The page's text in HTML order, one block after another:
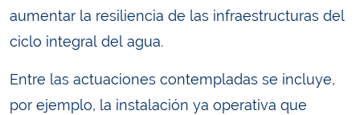
aumentar la resiliencia de las infraestructuras del
ciclo integral del agua.
Entre las actuaciones contempladas se incluye,
por ejemplo, la instalación ya operativa que